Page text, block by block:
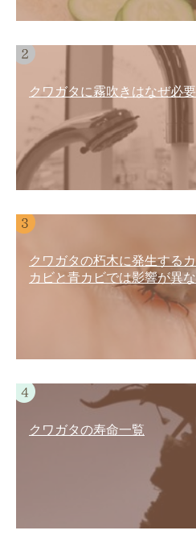
クワガタに霧吹きはなぜ必
クワガタの朽木に発生する
カビと青カビでは影響が異な
クワガタの寿命一覧